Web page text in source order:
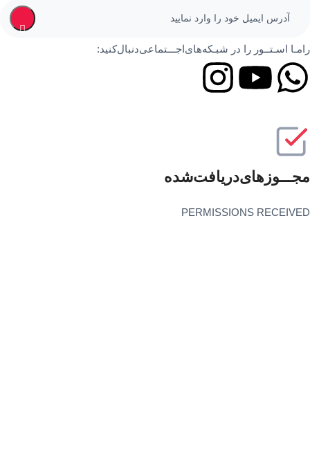
رامـا اسـتــور را در‌‌ شبـکه‌های‌اجـــتماعی‌دنبال‌کنید:
مجـــوز‌های‌دریافت‌شده
PERMISSIONS RECEIVED